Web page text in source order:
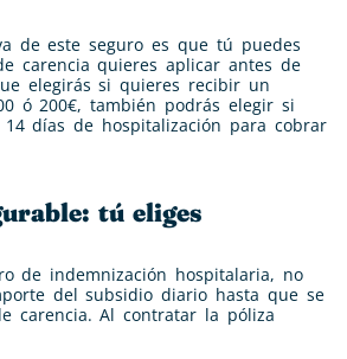
de este seguro es que tú puedes
carencia quieres aplicar antes de
elegirás si quieres recibir un
ó 200€, también podrás elegir si
días de hospitalización para cobrar
tú eliges
de indemnización hospitalaria, no
del subsidio diario hasta que se
carencia. Al contratar la póliza